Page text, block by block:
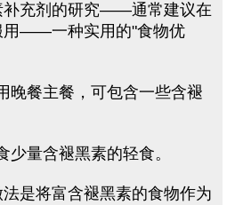
补充剂的研究——通常建议在
用——一种实用的"食物优
晚餐主餐，可包含一些含褪
少量含褪黑素的轻食。
是将富含褪黑素的食物作为